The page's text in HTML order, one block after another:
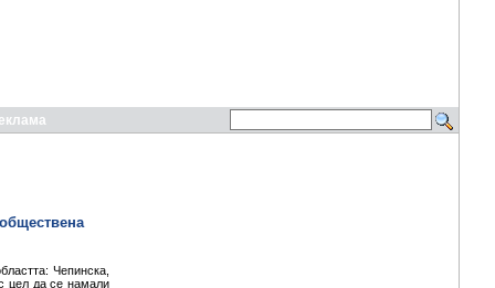
Чепинска,
цел да се намали